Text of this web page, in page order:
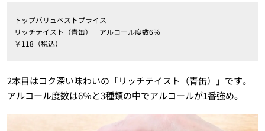
トップバリュベストプライス
リッチテイスト（青缶） アルコール度数6％
￥118（税込）
2本目はコク深い味わいの「リッチテイスト（青缶）」です。
アルコール度数は6％と3種類の中でアルコールが1番強め。